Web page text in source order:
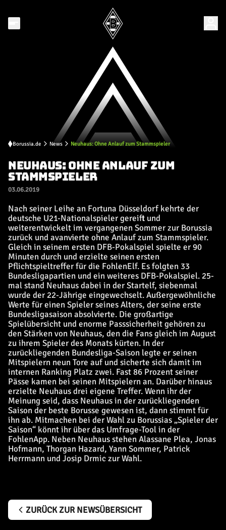
Borussia.de News Neuhaus: Ohne Anlauf zum Stammspieler
NEUHAUS: OHNE ANLAUF ZUM
STAMMSPIELER
03.06.2019
Nach seiner Leihe an Fortuna Düsseldorf kehrte der
deutsche U21-Nationalspieler gereift und
weiterentwickelt im vergangenen Sommer zur Borussia
zurück und avanvierte ohne Anlauf zum Stammspieler.
Gleich in seinem ersten DFB-Pokalspiel spielte er 90
Minuten durch und erzielte seinen ersten
Pflichtspieltreffer für die FohlenElf. Es folgten 33
Bundesligapartien und ein weiteres DFB-Pokalspiel. 25-
mal stand Neuhaus dabei in der Startelf, siebenmal
wurde der 22-Jährige eingewechselt. Außergewöhnliche
Werte für einen Spieler seines Alters, der seine erste
Bundesligasaison absolvierte. Die großartige
Spielübersicht und enorme Passsicherheit gehören zu
den Stärken von Neuhaus, den die Fans gleich im August
zu ihrem Spieler des Monats kürten. In der
zurückliegenden Bundesliga-Saison legte er seinen
Mitspielern neun Tore auf und sicherte sich damit im
internen Ranking Platz zwei. Fast 86 Prozent seiner
Pässe kamen bei seinen Mitspielern an. Darüber hinaus
erzielte Neuhaus drei eigene Treffer. Wenn ihr der
Meinung seid, dass Neuhaus in der zurückliegenden
Saison der beste Borusse gewesen ist, dann stimmt für
ihn ab. Mitmachen bei der Wahl zu Borussias „Spieler der
Saison“ könnt ihr über das Umfrage-Tool in der
FohlenApp. Neben Neuhaus stehen Alassane Plea, Jonas
Hofmann, Thorgan Hazard, Yann Sommer, Patrick
Herrmann und Josip Drmic zur Wahl.
ZURÜCK ZUR NEWSÜBERSICHT